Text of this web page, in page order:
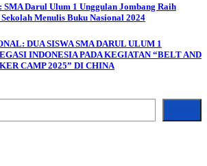
Darul Ulum 1 Unggulan Jombang Raih
Menulis Buku Nasional 2024
DUA SISWA SMA DARUL ULUM 1
INDONESIA PADA KEGIATAN “BELT AND
CAMP 2025” DI CHINA